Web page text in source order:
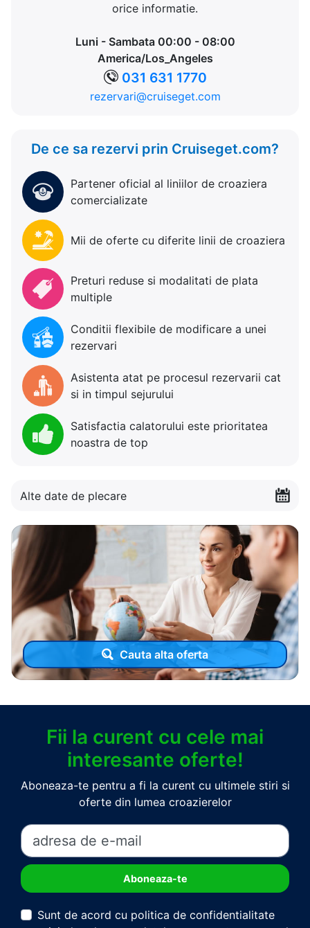
orice informatie.
Luni - Sambata 00:00 - 08:00
America/Los_Angeles
031 631 1770
rezervari@cruiseget.com
De ce sa rezervi prin Cruiseget.com?
Partener oficial al liniilor de croaziera
comercializate
Mii de oferte cu diferite linii de croaziera
Preturi reduse si modalitati de plata
multiple
Conditii flexibile de modificare a unei
rezervari
Asistenta atat pe procesul rezervarii cat
si in timpul sejurului
Satisfactia calatorului este prioritatea
noastra de top
Alte date de plecare
Cauta alta oferta
Fii la curent cu cele mai
interesante oferte!
Aboneaza-te pentru a fi la curent cu ultimele stiri si
oferte din lumea croazierelor
Sunt de acord cu politica de confidentialitate